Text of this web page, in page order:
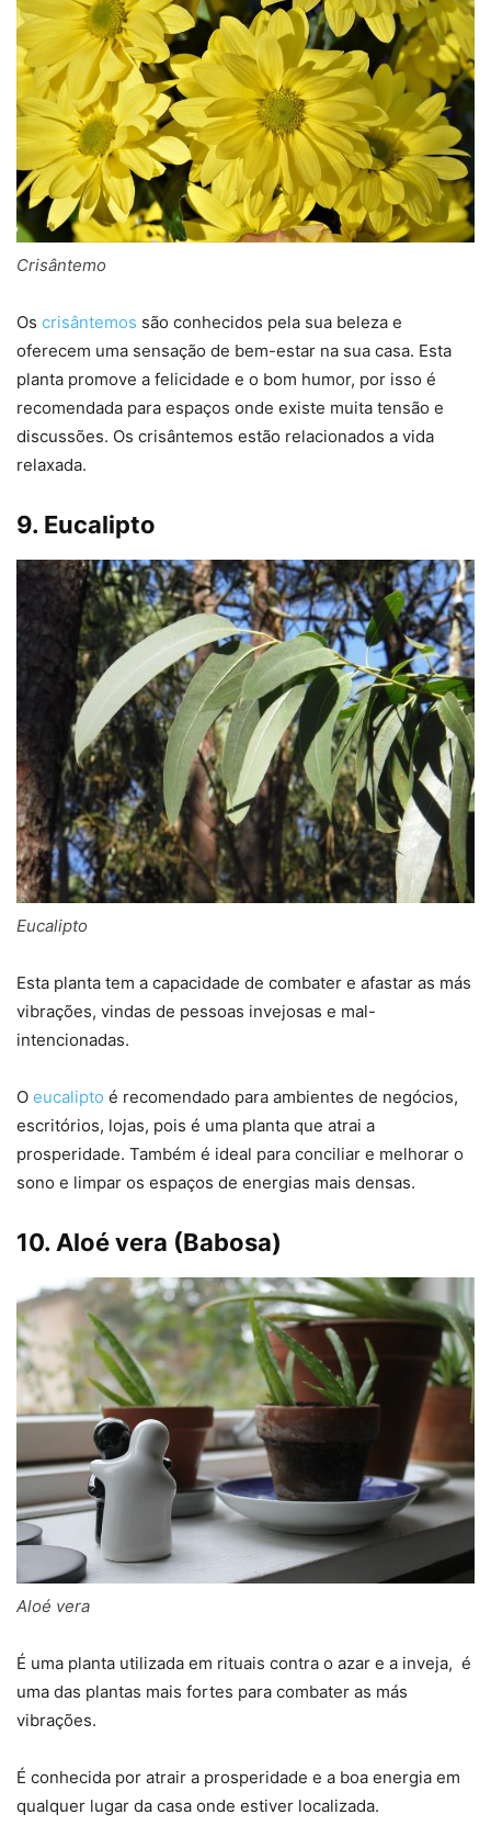
Crisântemo
Os crisântemos são conhecidos pela sua beleza e
oferecem uma sensação de bem-estar na sua casa. Esta
planta promove a felicidade e o bom humor, por isso é
recomendada para espaços onde existe muita tensão e
discussões. Os crisântemos estão relacionados a vida
relaxada.
9. Eucalipto
Eucalipto
Esta planta tem a capacidade de combater e afastar as más
vibrações, vindas de pessoas invejosas e mal-
intencionadas.
O eucalipto é recomendado para ambientes de negócios,
escritórios, lojas, pois é uma planta que atrai a
prosperidade. Também é ideal para conciliar e melhorar o
sono e limpar os espaços de energias mais densas.
10. Aloé vera (Babosa)
Aloé vera
É uma planta utilizada em rituais contra o azar e a inveja, é
uma das plantas mais fortes para combater as más
vibrações.
É conhecida por atrair a prosperidade e a boa energia em
qualquer lugar da casa onde estiver localizada.